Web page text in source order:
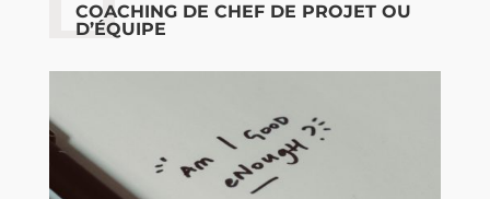
COACHING DE CHEF DE PROJET OU
D’ÉQUIPE